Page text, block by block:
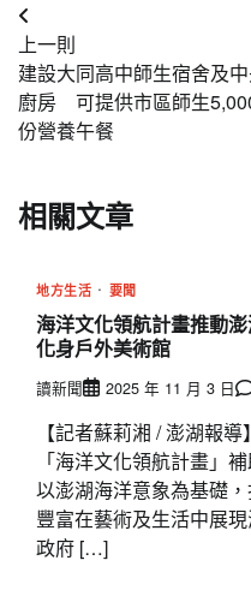
文
章
導
覽
上一則
建設大同高中師生宿舍及
廚房 可提供市區師生
份營養午餐
相關文章
地方生活 要聞
海洋文化領航計畫推動
化身戶外美術館
讀新聞 2025 年 11 月 3 日
【記者蘇莉湘 / 澎湖報
「海洋文化領航計畫」
以澎湖海洋意象為基礎
豐富在藝術及生活中展
政府 […]